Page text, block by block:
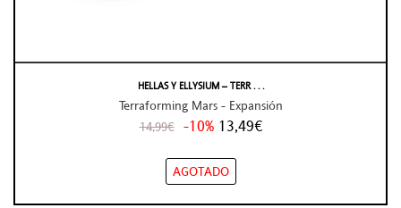
HELLAS Y ELLYSIUM – TERR . . .
Terraforming Mars - Expansión
14,99€ -10% 13,49€
AGOTADO